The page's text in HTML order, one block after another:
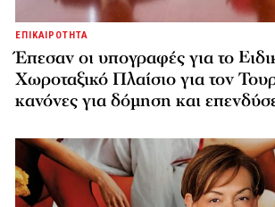
ΕΠΙΚΑΙΡΟΤΗΤΑ
Έπεσαν οι υπογραφές για το
Χωροταξικό Πλαίσιο για τον
κανόνες για δόμηση και